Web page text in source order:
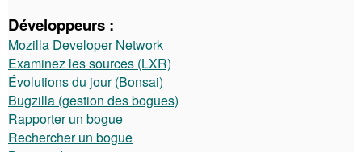
Développeurs :
Mozilla Developer Network
Examinez les sources (LXR)
Évolutions du jour (Bonsai)
Bugzilla (gestion des bogues)
Rapporter un bogue
Rechercher un bogue